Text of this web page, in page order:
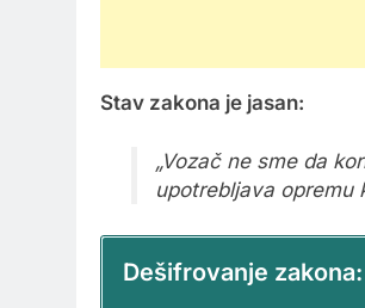
Stav zakona je jasan:
„Vozač ne sme da
upotrebljava opremu
Dešifrovanje zakona: